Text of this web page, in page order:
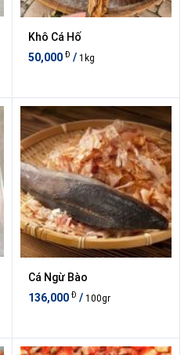
Khô Cá Hố
50,000 Đ / 1kg
Cá Ngừ Bào
136,000 Đ / 100gr